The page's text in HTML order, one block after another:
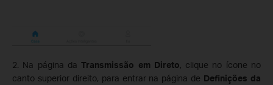
2. Na página daTransmissão em Direto, clique no ícone no
canto superior direito, para entrar na página de Definições da